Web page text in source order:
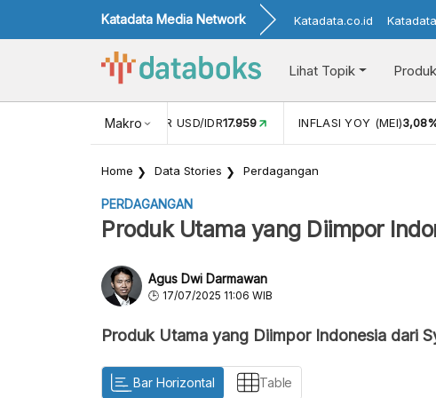
Katadata Media Network Katadata.co.id
Lihat Topik Produk
Makro
NILAI TUKAR USD/IDR17.959 INFLASI YOY (MEI)
Home Data Stories Perdagangan
PERDAGANGAN
Produk Utama yang Diimpor
Agus Dwi Darmawan
17/07/2025 11:06 WIB
Produk Utama yang Diimpor Indonesia dari
Bar Horizontal Table